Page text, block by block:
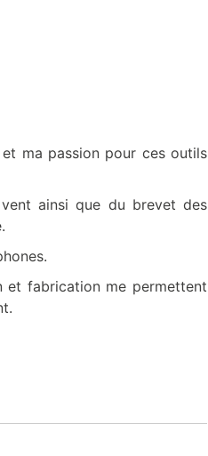
et ma passion pour ces outils
ainsi que du brevet des
et fabrication me permettent